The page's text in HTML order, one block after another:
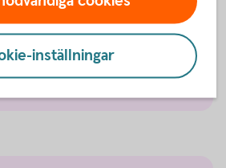
bankkonton i Sverige.
konto dagen efter.
inställningar